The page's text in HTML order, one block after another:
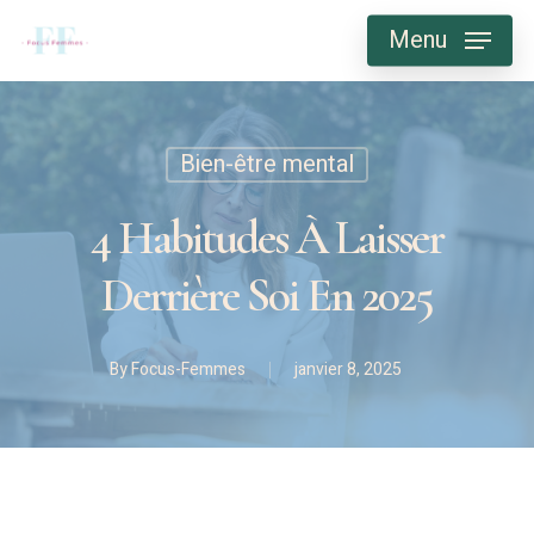
Skip
Menu
Bien-être mental
4 Habitudes À Laisser
Derrière Soi En 2025
ByFocus-Femmes janvier 8, 2025